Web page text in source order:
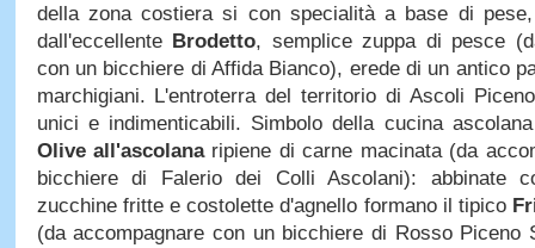
della zona costiera si con specialità a base di
dall'eccellente Brodetto, semplice zuppa di pesce
con un bicchiere di Affida Bianco), erede di un antico
marchigiani. L'entroterra del territorio di Ascoli
unici e indimenticabili. Simbolo della cucina
Olive all'ascolanaripiene di carne macinata (da
bicchiere di Falerio dei Colli Ascolani): abbinate
zucchine fritte e costolette d'agnello formano il tipico
(da accompagnare con un bicchiere di Rosso Piceno